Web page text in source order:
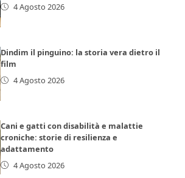
4 Agosto 2026
Dindim il pinguino: la storia vera dietro il
film
4 Agosto 2026
Cani e gatti con disabilità e malattie
croniche: storie di resilienza e
adattamento
4 Agosto 2026